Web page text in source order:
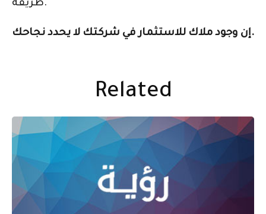
طريقة.
إن وجود ملاك للاستثمار في شركتك لا يحدد نجاحك.
Related